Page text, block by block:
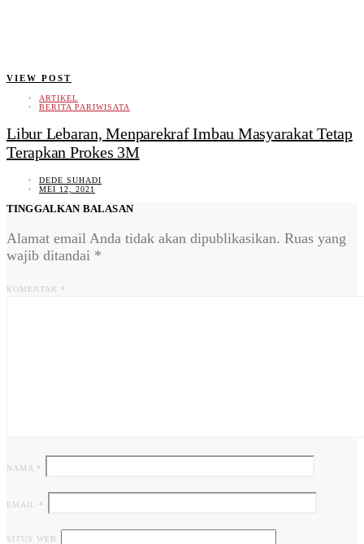
VIEW POST
ARTIKEL
BERITA PARIWISATA
Libur Lebaran, Menparekraf Imbau Masyarakat Tetap
Terapkan Prokes 3M
DEDE SUHADI
MEI 12, 2021
TINGGALKAN BALASAN
Alamat email Anda tidak akan dipublikasikan. Ruas yang
wajib ditandai *
KOMENTAR *
NAMA *
EMAIL *
SITUS WEB